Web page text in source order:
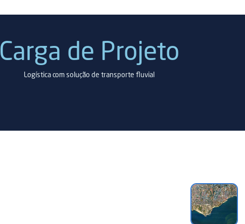
Carga de Projeto
Logística com solução de transporte fluvial